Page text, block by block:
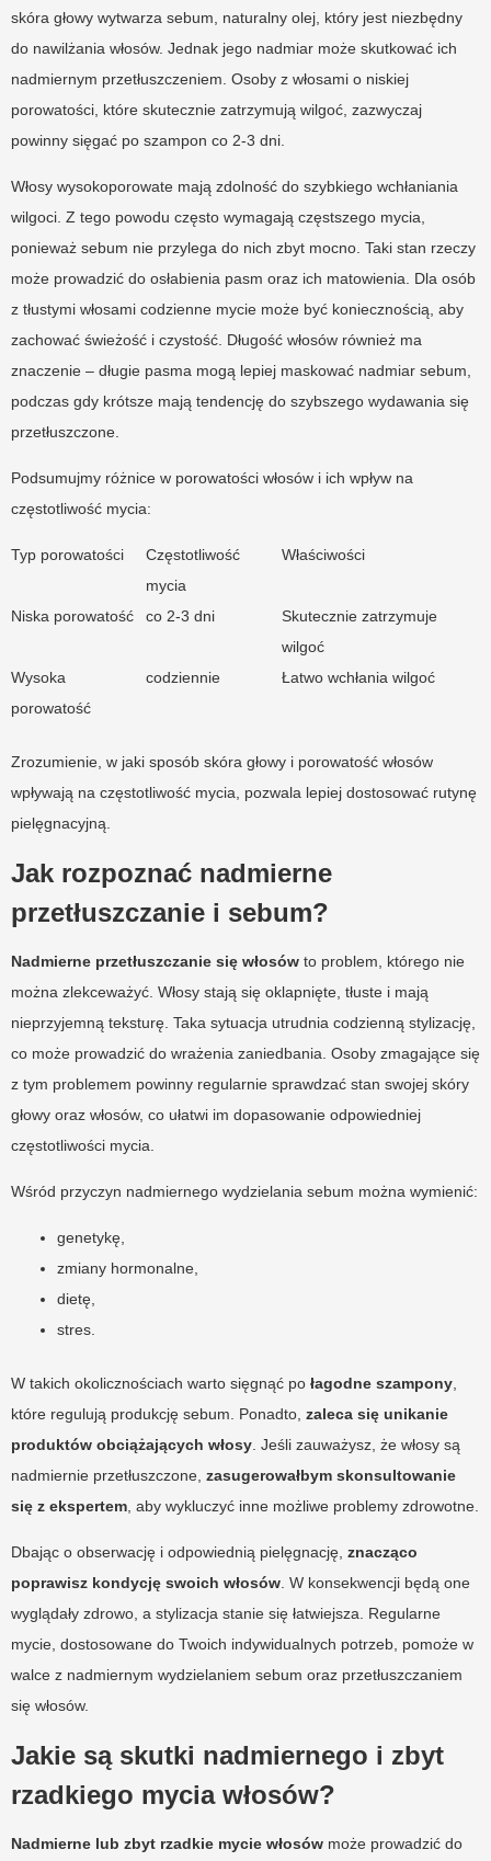
skóra głowy wytwarza sebum, naturalny olej, który jest niezbędny
do nawilżania włosów. Jednak jego nadmiar może skutkować ich
nadmiernym przetłuszczeniem. Osoby z włosami o niskiej
porowatości, które skutecznie zatrzymują wilgoć, zazwyczaj
powinny sięgać po szampon co 2-3 dni.
Włosy wysokoporowate mają zdolność do szybkiego wchłaniania
wilgoci. Z tego powodu często wymagają częstszego mycia,
ponieważ sebum nie przylega do nich zbyt mocno. Taki stan rzeczy
może prowadzić do osłabienia pasm oraz ich matowienia. Dla osób
z tłustymi włosami codzienne mycie może być koniecznością, aby
zachować świeżość i czystość. Długość włosów również ma
znaczenie – długie pasma mogą lepiej maskować nadmiar sebum,
podczas gdy krótsze mają tendencję do szybszego wydawania się
przetłuszczone.
Podsumujmy różnice w porowatości włosów i ich wpływ na
częstotliwość mycia:
Typ porowatości
Częstotliwość
mycia
Właściwości
Niska porowatość co 2-3 dni
Skutecznie zatrzymuje
wilgoć
Wysoka
porowatość
codziennie Łatwo wchłania wilgoć
Zrozumienie, w jaki sposób skóra głowy i porowatość włosów
wpływają na częstotliwość mycia, pozwala lepiej dostosować rutynę
pielęgnacyjną.
Jak rozpoznać nadmierne
przetłuszczanie i sebum?
Nadmierne przetłuszczanie się włosów to problem, którego nie
można zlekceważyć. Włosy stają się oklapnięte, tłuste i mają
nieprzyjemną teksturę. Taka sytuacja utrudnia codzienną stylizację,
co może prowadzić do wrażenia zaniedbania. Osoby zmagające się
z tym problemem powinny regularnie sprawdzać stan swojej skóry
głowy oraz włosów, co ułatwi im dopasowanie odpowiedniej
częstotliwości mycia.
Wśród przyczyn nadmiernego wydzielania sebum można wymienić:
genetykę,
zmiany hormonalne,
dietę,
stres.
W takich okolicznościach warto sięgnąć po łagodne szampony
które regulują produkcję sebum. Ponadto, zaleca się unikanie
produktów obciążających włosy . Jeśli zauważysz, że włosy są
nadmiernie przetłuszczone, zasugerowałbym skonsultowanie
się z ekspertem , aby wykluczyć inne możliwe problemy zdrowotne.
Dbając o obserwację i odpowiednią pielęgnację, znacząco
poprawisz kondycję swoich włosów . W konsekwencji będą one
wyglądały zdrowo, a stylizacja stanie się łatwiejsza. Regularne
mycie, dostosowane do Twoich indywidualnych potrzeb, pomoże w
walce z nadmiernym wydzielaniem sebum oraz przetłuszczaniem
się włosów.
Jakie są skutki nadmiernego i zbyt
rzadkiego mycia włosów?
Nadmierne lub zbyt rzadkie mycie włosów może prowadzić do